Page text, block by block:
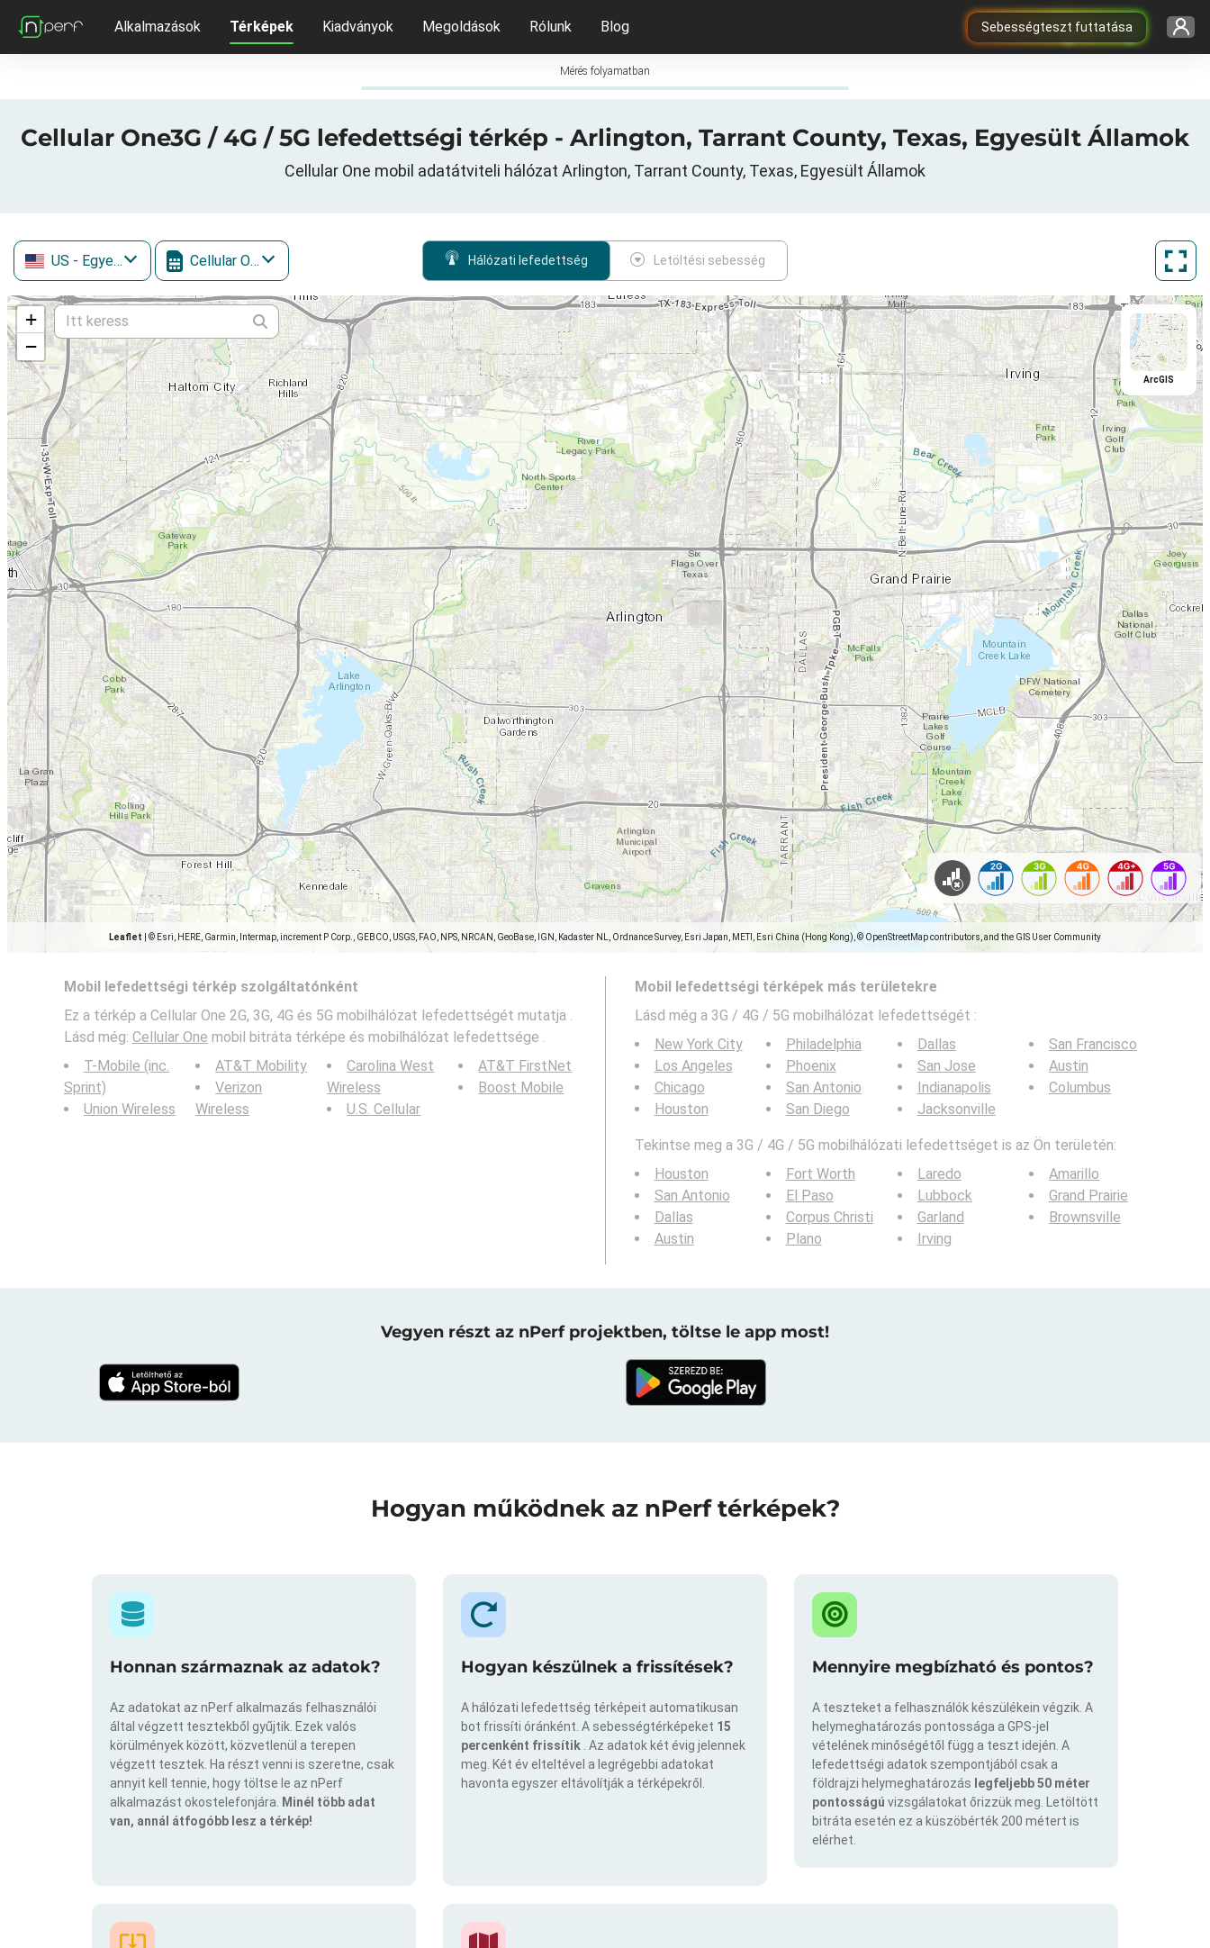
Sebességteszt futtatása
Alkalmazások Térképek Kiadványok Megoldások Rólunk Blog
Mérés folyamatban
Cellular One3G / 4G / 5G lefedettségi térkép - Arlington, Tarrant County, Texas, Egyesült Államok
Cellular One mobil adatátviteli hálózat Arlington, Tarrant County, Texas, Egyesült Államok
US - Egyesült Államok Cellular One Hálózati lefedettség Letöltési sebesség
+
−
Leaflet © Esri, HERE, Garmin, Intermap, increment P Corp., GEBCO, USGS, FAO, NPS, NRCAN, GeoBase, IGN, Kadaster NL, Ordnance Survey, Esri Japan, METI, Esri China (Hong Kong), © OpenStreetMap contributors, and the GIS User Community
ArcGIS
Mobil lefedettségi térkép szolgáltatónként
Ez a térkép a Cellular One 2G, 3G, 4G és 5G mobilhálózat lefedettségét mutatja .
Lásd még: Cellular One mobil bitráta térképe és mobilhálózat lefedettsége .
T-Mobile (inc.
Sprint)
Union Wireless
AT&T Mobility
Verizon
Wireless
Carolina West
Wireless
U.S. Cellular
AT&T FirstNet
Boost Mobile
Mobil lefedettségi térképek más területekre
Lásd még a 3G / 4G / 5G mobilhálózat lefedettségét :
New York City
Los Angeles
Chicago
Houston
Philadelphia
Phoenix
San Antonio
San Diego
Dallas
San Jose
Indianapolis
Jacksonville
San Francisco
Austin
Columbus
Tekintse meg a 3G / 4G / 5G mobilhálózati lefedettséget is az Ön területén:
Houston
San Antonio
Dallas
Austin
Fort Worth
El Paso
Corpus Christi
Plano
Laredo
Lubbock
Garland
Irving
Amarillo
Grand Prairie
Brownsville
Vegyen részt az nPerf projektben, töltse le app most!
Hogyan működnek az nPerf térképek?
Honnan származnak az adatok?
Az adatokat az nPerf alkalmazás felhasználói
által végzett tesztekből gyűjtik. Ezek valós
körülmények között, közvetlenül a terepen
végzett tesztek. Ha részt venni is szeretne, csak
annyit kell tennie, hogy töltse le az nPerf
alkalmazást okostelefonjára.
Minél több adat
van, annál átfogóbb lesz a térkép!
Hogyan készülnek a frissítések?
A hálózati lefedettség térképeit automatikusan
bot frissíti óránként. A sebességtérképeket 15
percenként frissítik . Az adatok két évig jelennek
meg. Két év elteltével a legrégebbi adatokat
havonta egyszer eltávolítják a térképekről.
Mennyire megbízható és pontos?
A teszteket a felhasználók készülékein végzik. A
helymeghatározás pontossága a GPS-jel
vételének minőségétől függ a teszt idején. A
lefedettségi adatok szempontjából csak a
földrajzi helymeghatározás legfeljebb 50 méter
pontosságú vizsgálatokat őrizzük meg. Letöltött
bitráta esetén ez a küszöbérték 200 métert is
elérhet.